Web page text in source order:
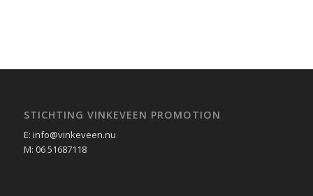
STICHTING VINKEVEEN PROMOTION
E: info@vinkeveen.nu
M: 06 51687118